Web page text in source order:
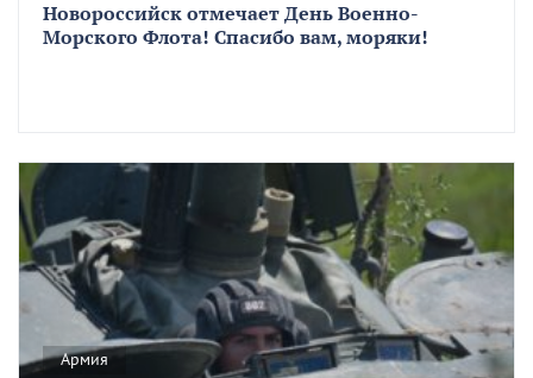
Новороссийск отмечает День Военно-
Морского Флота! Спасибо вам, моряки!
Армия